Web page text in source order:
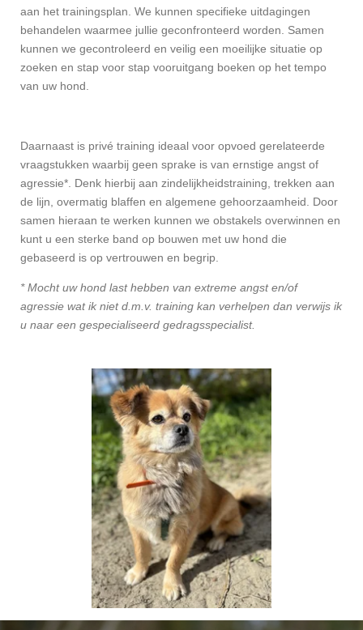
aan het trainingsplan. We kunnen specifieke uitdagingen
behandelen waarmee jullie geconfronteerd worden. Samen
kunnen we gecontroleerd en veilig een moeilijke situatie op
zoeken en stap voor stap vooruitgang boeken op het tempo
van uw hond.
Daarnaast is privé training ideaal voor opvoed gerelateerde
vraagstukken waarbij geen sprake is van ernstige angst of
agressie*. Denk hierbij aan zindelijkheidstraining, trekken aan
de lijn, overmatig blaffen en algemene gehoorzaamheid. Door
samen hieraan te werken kunnen we obstakels overwinnen en
kunt u een sterke band op bouwen met uw hond die
gebaseerd is op vertrouwen en begrip.
* Mocht uw hond last hebben van extreme angst en/of
agressie wat ik niet d.m.v. training kan verhelpen dan verwijs ik
u naar een gespecialiseerd gedragsspecialist.